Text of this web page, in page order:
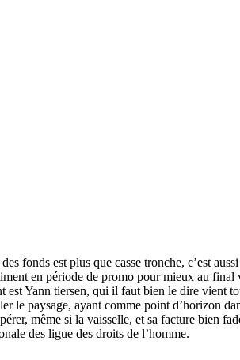
fonds est plus que casse tronche, c’est
en période de promo pour mieux au
Yann tiersen, qui il faut bien le dire vient
le paysage, ayant comme point d’horizon
même si la vaisselle, et sa facture bien
des ligue des droits de l’homme.